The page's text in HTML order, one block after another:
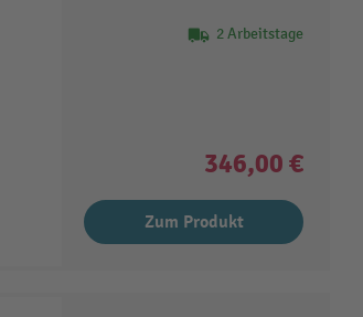
2 Arbeitstage
346,00 €
Zum Produkt